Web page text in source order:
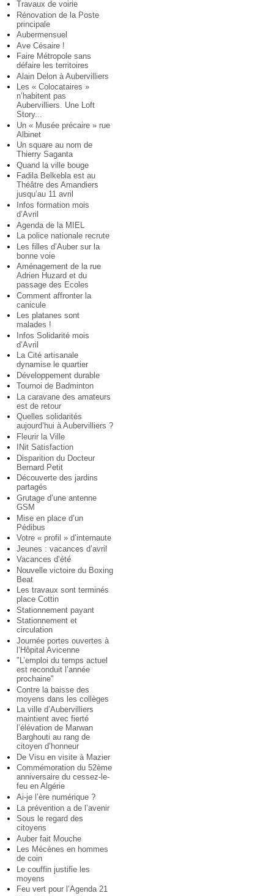
Travaux de voirie
Rénovation de la Poste
principale
Aubermensuel
Ave Césaire !
Faire Métropole sans
défaire les territoires
Alain Delon à Aubervilliers
Les « Colocataires »
n’habitent pas
Aubervilliers. Une Loft
Story...
Un « Musée précaire » rue
Albinet
Un square au nom de
Thierry Saganta
Quand la ville bouge
Fadila Belkebla est au
Théâtre des Amandiers
jusqu’au 11 avril
Infos formation mois
d’Avril
Agenda de la MIEL
La police nationale recrute
Les filles d’Auber sur la
bonne voie
Aménagement de la rue
Adrien Huzard et du
passage des Ecoles
Comment affronter la
canicule
Les platanes sont
malades !
Infos Solidarité mois
d’Avril
La Cité artisanale
dynamise le quartier
Développement durable
Tournoi de Badminton
La caravane des amateurs
est de retour
Quelles solidarités
aujourd’hui à Aubervilliers ?
Fleurir la Ville
INit Satisfaction
Disparition du Docteur
Bernard Petit
Découverte des jardins
partagés
Grutage d’une antenne
GSM
Mise en place d’un
Pédibus
Votre « profil » d’internaute
Jeunes : vacances d’avril
Vacances d’été
Nouvelle victoire du Boxing
Beat
Les travaux sont terminés
place Cottin
Stationnement payant
Stationnement et
circulation
Journée portes ouvertes à
l’Hôpital Avicenne
"L’emploi du temps actuel
est reconduit l’année
prochaine"
Contre la baisse des
moyens dans les collèges
La ville d’Aubervilliers
maintient avec fierté
l’élévation de Marwan
Barghouti au rang de
citoyen d’honneur
De Visu en visite à Mazier
Commémoration du 52ème
anniversaire du cessez-le-
feu en Algérie
Ai-je l’ère numérique ?
La prévention a de l’avenir
Sous le regard des
citoyens
Auber fait Mouche
Les Mécènes en hommes
de coin
Le couffin justifie les
moyens
Feu vert pour l’Agenda 21